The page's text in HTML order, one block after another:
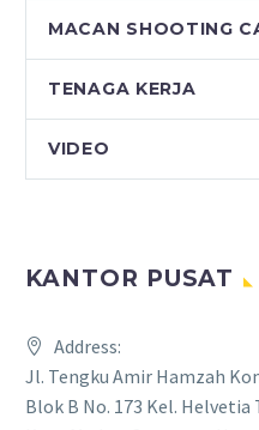
MACAN SHOOTING
TENAGA KERJA
VIDEO
KANTOR PUSAT
Address:
Jl. Tengku Amir Hamzah
Blok B No. 173 Kel.